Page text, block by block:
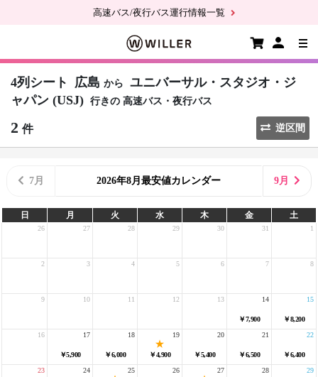
高速バス/夜行バス運行情報一覧
4列シート 広島 から
ユニバーサル・スタジオ・ジ
ャパン (USJ) 行きの 高速バス・夜行バス
2 件 逆区間
7月 2026年8月最安値カレンダー 9月
日 月 火 水 木 金 土
26 27 28 29 30 31 1
2 3 4 5 6 7 8
9 10 11 12 13
￥7,900
14
￥8,200
15
16
￥5,900
17
￥6,000
18
￥4,900
19
￥5,400
20
￥6,500
21
￥6,400
22
23 24 25 26 27 28 29